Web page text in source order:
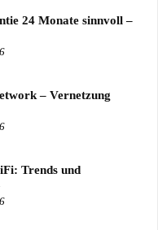
24 Monate sinnvoll –
– Vernetzung
Trends und